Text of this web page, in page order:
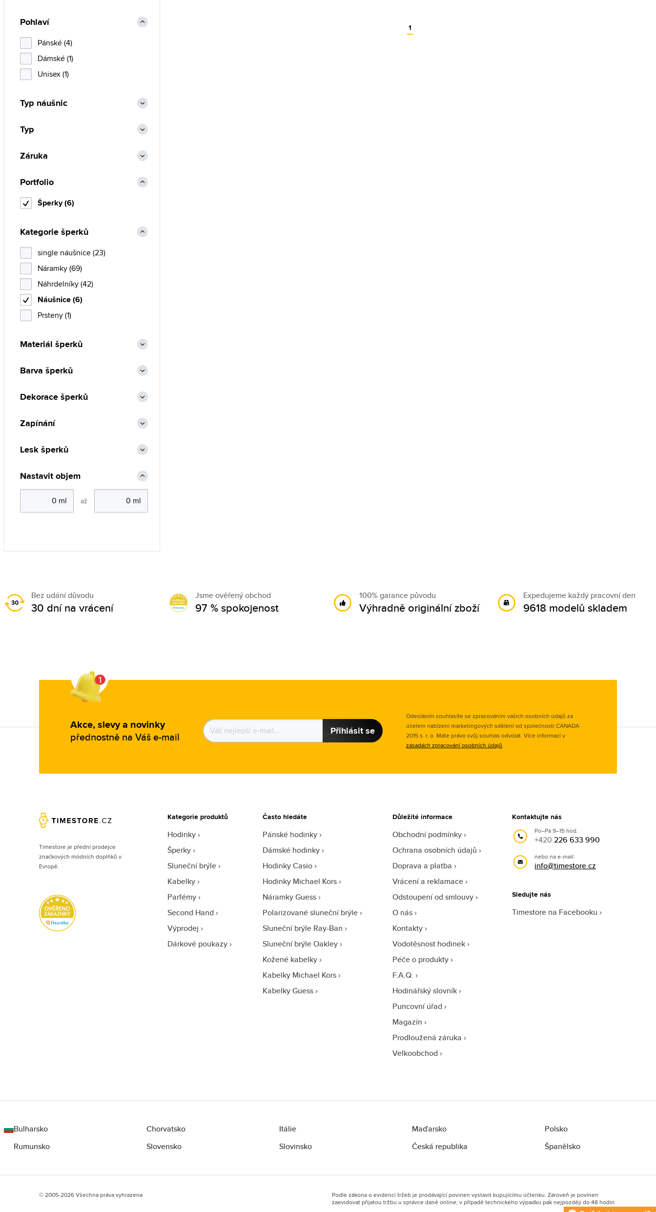
1
Emporio Armani (83)
Esprit (52)
Fossil (186)
Guess (1198)
Lacoste (26)
Roccobarocco (4)
Swarovski (95)
Tommy Hilfiger (256)
TS (252)
Victoria Walls (76)
Pohlaví
Pánské (4)
Dámské (1)
Unisex (1)
Typ náušnic
Typ
Záruka
Portfolio
Šperky (6)
Kategorie šperků
single náušnice (23)
Náramky (69)
Náhrdelníky (42)
Náušnice (6)
Prsteny (1)
Materiál šperků
Barva šperků
Dekorace šperků
Zapínání
Lesk šperků
Nastavit objem
až
Bez udání důvodu
30 dní na vrácení
Jsme ověřený obchod
97 % spokojenost
100% garance původu
Výhradně originální zboží
Expedujeme každý pracovní den
9618 modelů skladem
Akce, slevy a novinky
přednostně na Váš e-mail Přihlásit se
Odesláním souhlasíte se zpracováním vašich osobních údajů za
účelem nabízení marketingových sdělení od společnosti CANADA
2015 s. r. o. Máte právo svůj souhlas odvolat. Více informací v
zásadách zpracování osobních údajů.
Timestore je přední prodejce
značkových módních doplňků v
Evropě.
Kategorie produktů
Hodinky
Šperky
Sluneční brýle
Kabelky
Parfémy
Second Hand
Výprodej
Dárkové poukazy
Často hledáte
Pánské hodinky
Dámské hodinky
Hodinky Casio
Hodinky Michael Kors
Náramky Guess
Polarizované sluneční brýle
Sluneční brýle Ray-Ban
Sluneční brýle Oakley
Kožené kabelky
Kabelky Michael Kors
Kabelky Guess
Důležité informace
Obchodní podmínky
Ochrana osobních údajů
Doprava a platba
Vrácení a reklamace
Odstoupení od smlouvy
O nás
Kontakty
Vodotěsnost hodinek
Péče o produkty
F.A.Q.
Hodinářský slovník
Puncovní úřad
Magazín
Prodloužená záruka
Velkoobchod
Kontaktujte nás
Po–Pá 9–15 hod.
+420226 633 990
nebo na e-mail:
info@timestore.cz
Sledujte nás
Timestore na Facebooku
Bulharsko Chorvatsko Itálie Maďarsko
Polsko
Rumunsko
Slovensko Slovinsko Česká republika Španělsko
© 2005-2026 Všechna práva vyhrazena
Podle zákona o evidenci tržeb je prodávající povinen vystavit kupujícímu účtenku. Zároveň je povinen
zaevidovat přijatou tržbu u správce daně online; v případě technického výpadku pak nejpozději do 48 hodin.